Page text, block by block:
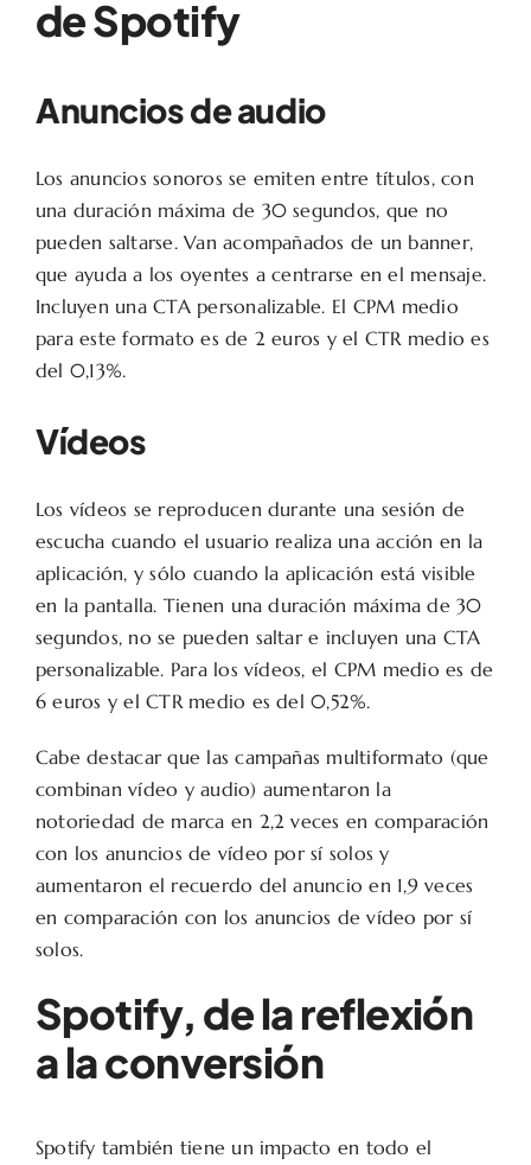
de Spotify
Anuncios de audio
Los anuncios sonoros se emiten entre títulos, con
una duración máxima de 30 segundos, que no
pueden saltarse. Van acompañados de un banner,
que ayuda a los oyentes a centrarse en el mensaje.
Incluyen una CTA personalizable. El CPM medio
para este formato es de 2 euros y el CTR medio es
del 0,13%.
Vídeos
Los vídeos se reproducen durante una sesión de
escucha cuando el usuario realiza una acción en la
aplicación, y sólo cuando la aplicación está visible
en la pantalla. Tienen una duración máxima de 30
segundos, no se pueden saltar e incluyen una CTA
personalizable. Para los vídeos, el CPM medio es de
6 euros y el CTR medio es del 0,52%.
Cabe destacar que las campañas multiformato (que
combinan vídeo y audio) aumentaron la
notoriedad de marca en 2,2 veces en comparación
con los anuncios de vídeo por sí solos y
aumentaron el recuerdo del anuncio en 1,9 veces
en comparación con los anuncios de vídeo por sí
solos.
Spotify, de la reflexión
a la conversión
Spotify también tiene un impacto en todo el